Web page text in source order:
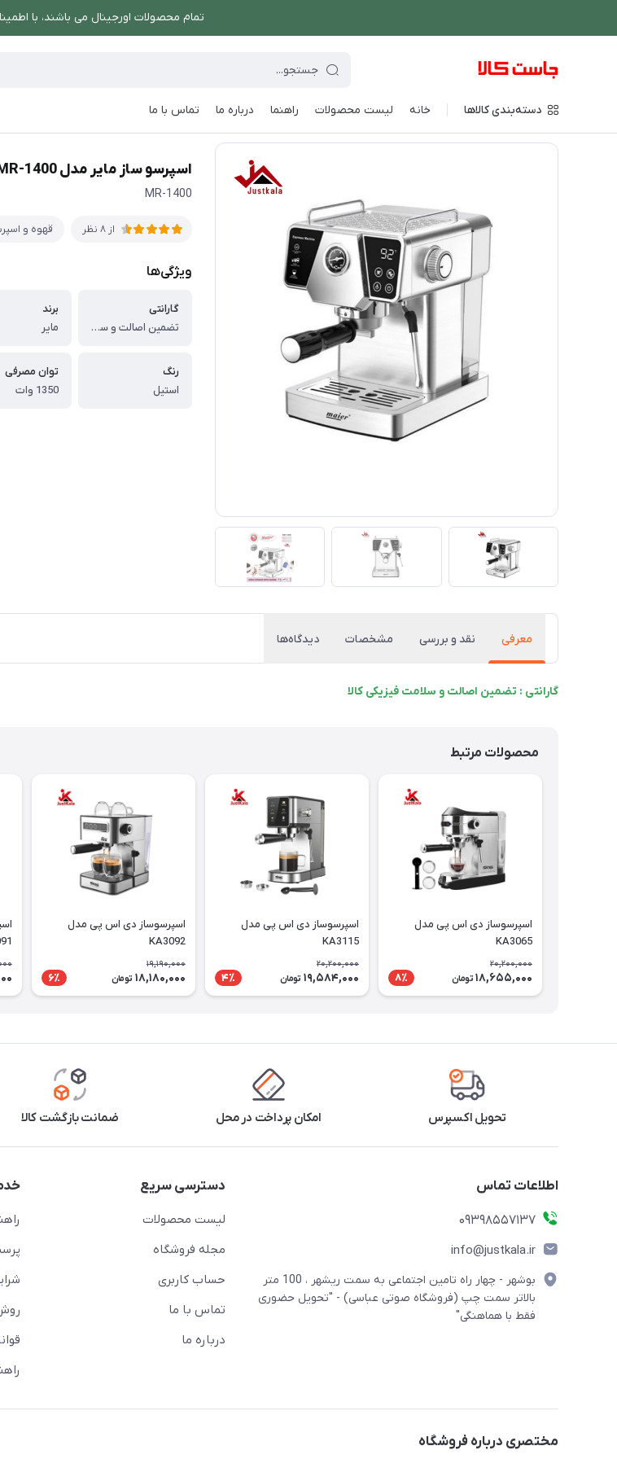
تمام محصولات اورجینال می باشند، با
دسته‌بندی کالاها خانه لیست محصولات راهنما درباره ما تماس با ما
فروشگاه اینترنتی جاست کالا نوشیدنی ساز قهوه و اسپرسو ساز اسپرسو ساز مایر مدل MR-1400
اسپرسو ساز مایر مدل MR-1400
MR-1400
از 8 نظر قهوه و
ویژگی‌ها
گارانتی
تضمین اصالت و سلامت فیزیکی کالا
برند
مایر
رنگ
استیل
توان مصرفی
1350 وات
معرفی نقد و بررسی مشخصات دیدگاه‌ها
گارانتی : تضمین اصالت و سلامت فیزیکی کالا
محصولات مرتبط
اسپرسوساز دی اس پی مدل
KA3065
20,200,000
18,655,000 تومان 8٪
اسپرسوساز دی اس پی مدل
KA3115
20,200,000
19,584,000 تومان 4٪
اسپرسوساز دی اس پی مدل
KA3092
19,190,000
18,180,000 تومان 6٪
تحویل اکسپرس امکان پرداخت در محل ضمانت بازگشت کالا
اطلاعات تماس
09398557137
info@justkala.ir
بوشهر - چهار راه تامین اجتماعی به سمت ریشهر ، 100 متر
بالاتر سمت چپ (فروشگاه صوتی عباسی) - "تحویل حضوری
فقط با هماهنگی"
دسترسی سریع
لیست محصولات
مجله فروشگاه
حساب کاربری
تماس با ما
درباره ما
مختصری درباره فروشگاه